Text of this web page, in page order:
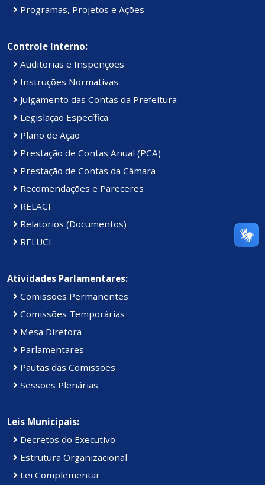
Programas, Projetos e Ações
Controle Interno:
Auditorias e Inspenções
Instruções Normativas
Julgamento das Contas da Prefeitura
Legislação Específica
Plano de Ação
Prestação de Contas Anual (PCA)
Prestação de Contas da Câmara
Recomendações e Pareceres
RELACI
Relatorios (Documentos)
RELUCI
Atividades Parlamentares:
Comissões Permanentes
Comissões Temporárias
Mesa Diretora
Parlamentares
Pautas das Comissões
Sessões Plenárias
Leis Municipais:
Decretos do Executivo
Estrutura Organizacional
Lei Complementar